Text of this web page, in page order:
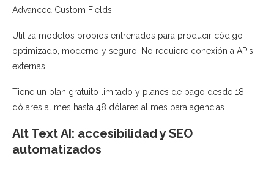
Advanced Custom Fields.
Utiliza modelos propios entrenados para producir código
optimizado, moderno y seguro. No requiere conexión a APIs
externas.
Tiene un plan gratuito limitado y planes de pago desde 18
dólares al mes hasta 48 dólares al mes para agencias.
Alt Text AI: accesibilidad y SEO
automatizados